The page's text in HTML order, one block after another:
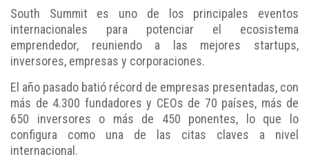
South Summit es uno de los principales eventos
internacionales para potenciar el ecosistema
emprendedor, reuniendo a las mejores startups,
inversores, empresas y corporaciones.
El año pasado batió récord de empresas presentadas, con
más de 4.300 fundadores y CEOs de 70 países, más de
650 inversores o más de 450 ponentes, lo que lo
configura como una de las citas claves a nivel
internacional.